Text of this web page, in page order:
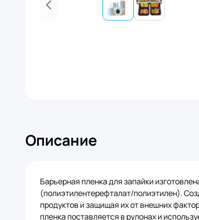
Описание
Барьерная пленка для запайки
(полиэтилентерефталат/полиэтилен).
продуктов и защищая их от внешних
пленка поставляется в рулонах и